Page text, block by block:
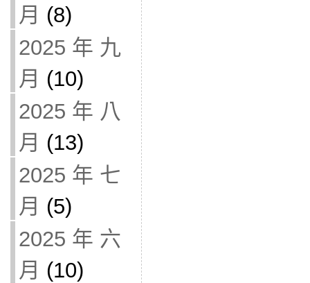
月 (8)
2025 年 九
月 (10)
2025 年 八
月 (13)
2025 年 七
月 (5)
2025 年 六
月 (10)